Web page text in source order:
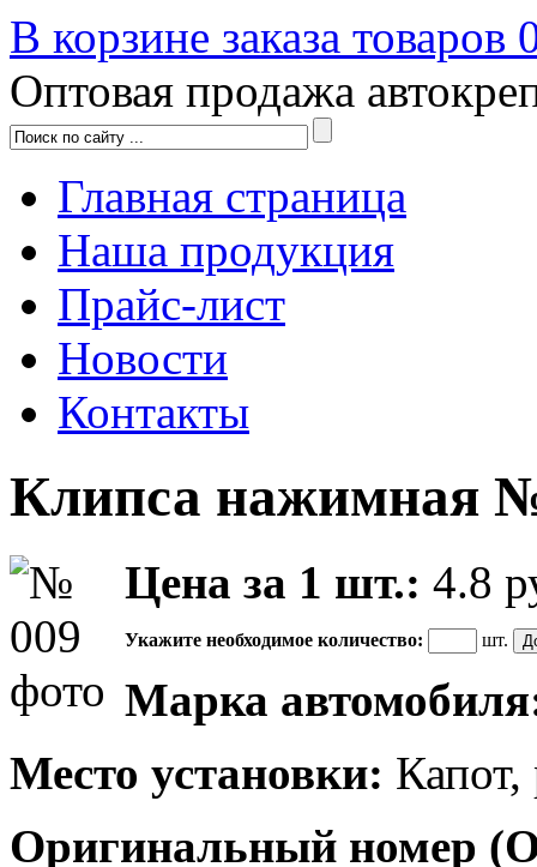
В корзине заказа товаров
Оптовая продажа
Главная страница
Наша продукция
Прайс-лист
Новости
Контакты
Клипса нажимная
Цена за 1 шт.: 4.8
Укажите необходимое количество: шт.
Марка
Место установки: Капот,
Оригинальный номер